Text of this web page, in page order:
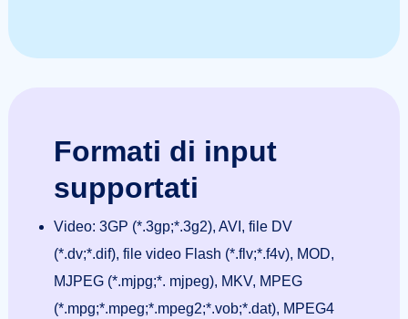
Formati di input
supportati
Video: 3GP (*.3gp;*.3g2), AVI, file DV
(*.dv;*.dif), file video Flash (*.flv;*.f4v), MOD,
MJPEG (*.mjpg;*. mjpeg), MKV, MPEG
(*.mpg;*.mpeg;*.mpeg2;*.vob;*.dat), MPEG4